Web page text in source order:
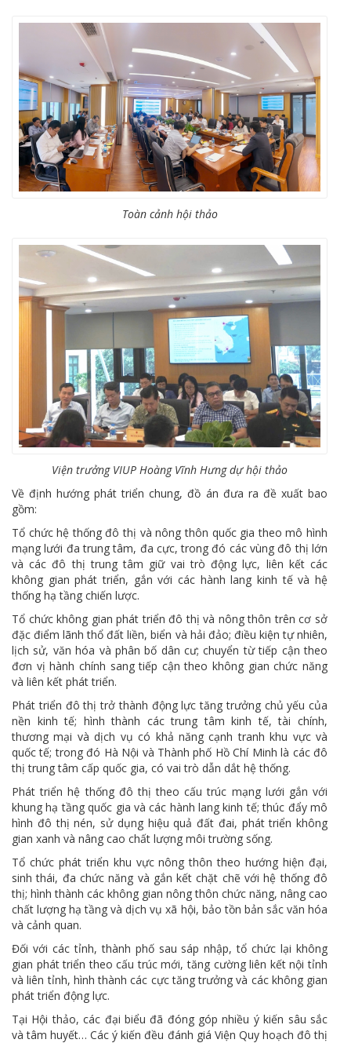
Toàn cảnh hội thảo
Viện trưởng VIUP Hoàng Vĩnh Hưng dự hội thảo
Về định hướng phát triển chung, đồ án đưa ra đề xuất bao
gồm:
Tổ chức hệ thống đô thị và nông thôn quốc gia theo mô hình
mạng lưới đa trung tâm, đa cực, trong đó các vùng đô thị lớn
và các đô thị trung tâm giữ vai trò động lực, liên kết các
không gian phát triển, gắn với các hành lang kinh tế và hệ
thống hạ tầng chiến lược.
Tổ chức không gian phát triển đô thị và nông thôn trên cơ sở
đặc điểm lãnh thổ đất liền, biển và hải đảo; điều kiện tự nhiên,
lịch sử, văn hóa và phân bố dân cư; chuyển từ tiếp cận theo
đơn vị hành chính sang tiếp cận theo không gian chức năng
và liên kết phát triển.
Phát triển đô thị trở thành động lực tăng trưởng chủ yếu của
nền kinh tế; hình thành các trung tâm kinh tế, tài chính,
thương mại và dịch vụ có khả năng cạnh tranh khu vực và
quốc tế; trong đó Hà Nội và Thành phố Hồ Chí Minh là các đô
thị trung tâm cấp quốc gia, có vai trò dẫn dắt hệ thống.
Phát triển hệ thống đô thị theo cấu trúc mạng lưới gắn với
khung hạ tầng quốc gia và các hành lang kinh tế; thúc đẩy mô
hình đô thị nén, sử dụng hiệu quả đất đai, phát triển không
gian xanh và nâng cao chất lượng môi trường sống.
Tổ chức phát triển khu vực nông thôn theo hướng hiện đại,
sinh thái, đa chức năng và gắn kết chặt chẽ với hệ thống đô
thị; hình thành các không gian nông thôn chức năng, nâng cao
chất lượng hạ tầng và dịch vụ xã hội, bảo tồn bản sắc văn hóa
và cảnh quan.
Đối với các tỉnh, thành phố sau sáp nhập, tổ chức lại không
gian phát triển theo cấu trúc mới, tăng cường liên kết nội tỉnh
và liên tỉnh, hình thành các cực tăng trưởng và các không gian
phát triển động lực.
Tại Hội thảo, các đại biểu đã đóng góp nhiều ý kiến sâu sắc
và tâm huyết… Các ý kiến đều đánh giá Viện Quy hoạch đô thị